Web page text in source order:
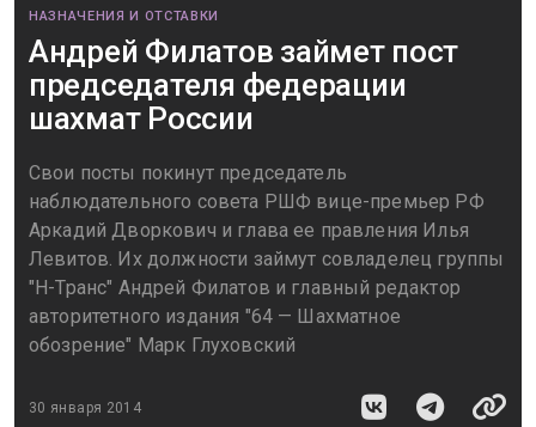
НАЗНАЧЕНИЯ И ОТСТАВКИ
Андрей Филатов займет пост
председателя федерации
шахмат России
Свои посты покинут председатель
наблюдательного совета РШФ вице-премьер РФ
Аркадий Дворкович и глава ее правления Илья
Левитов. Их должности займут совладелец группы
"Н-Транс" Андрей Филатов и главный редактор
авторитетного издания "64 — Шахматное
обозрение" Марк Глуховский
30 января 2014